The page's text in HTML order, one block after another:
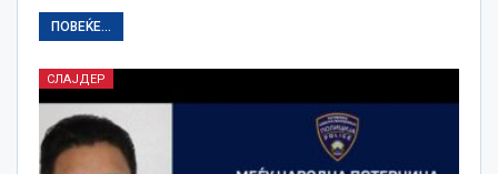
ПОВЕЌЕ...
СЛАЈДЕР